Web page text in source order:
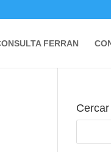
FERRAN
Cercar